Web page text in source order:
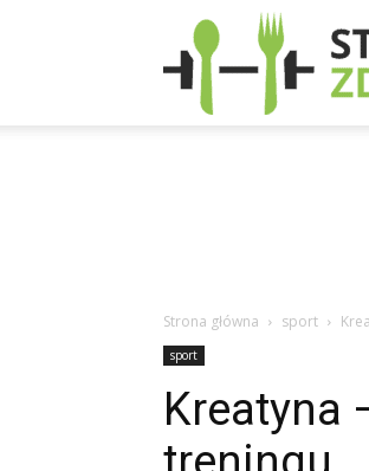
Strona główna sport
sport
Kreatyna